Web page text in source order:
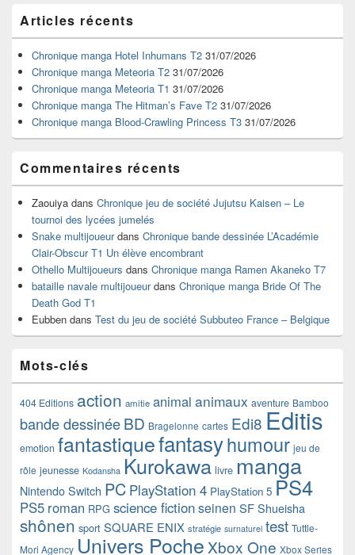
principale
de
widget
pour
barre
latérale
Articles récents
Chronique manga Hotel Inhumans T2 31/07/2026
Chronique manga Meteoria T2 31/07/2026
Chronique manga Meteoria T1 31/07/2026
Chronique manga The Hitman’s Fave T2 31/07/2026
Chronique manga Blood-Crawling Princess T3 31/07/2026
Commentaires récents
Zaouiya dans Chronique jeu de société Jujutsu Kaisen – Le
tournoi des lycées jumelés
Snake multijoueurdans Chronique bande dessinée L’Académie
Clair-Obscur T1 Un élève encombrant
Othello Multijoueurs dans Chronique manga Ramen Akaneko T7
bataille navale multijoueurdans Chronique manga Bride Of The
Death God T1
Eubben dans Test du jeu de société Subbuteo France – Belgique
Mots-clés
404 Editions action amitie animal animaux aventure Bamboo
bande dessinéeBD Bragelonne cartes Edi8 Editis
emotion fantastiquefantasyhumour jeu de
rôle jeunesse Kodansha Kurokawa livre manga
Nintendo Switch PC PlayStation 4 PlayStation 5 PS4
PS5 roman RPG science fictionseinen SF Shueisha
shônen sport SQUARE ENIX stratégie surnaturel test Tuttle-
Mori Agency Univers PocheXbox One Xbox Series